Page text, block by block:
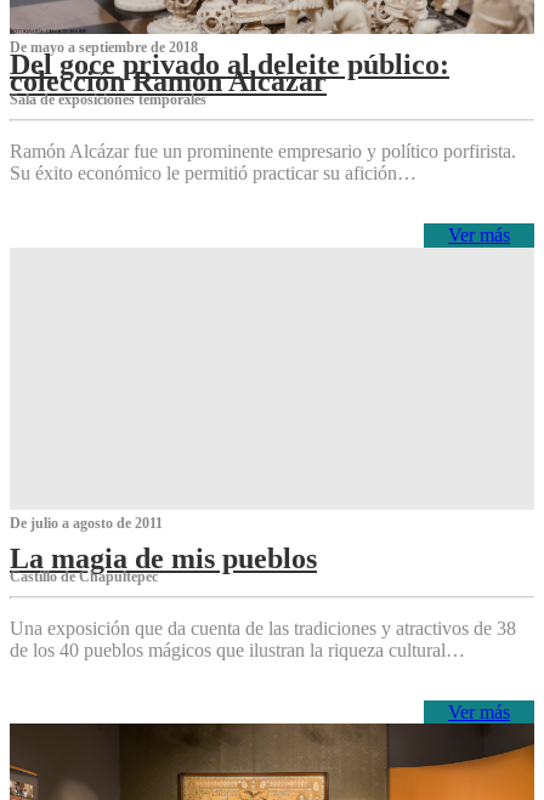
De mayo a septiembre de 2018
Del goce privado al deleite público:
colección Ramón Alcázar
Sala de exposiciones temporales
Ramón Alcázar fue un prominente empresario y político porfirista.
Su éxito económico le permitió practicar su afición…
Ver más
De julio a agosto de 2011
La magia de mis pueblos
Castillo de Chapultepec
Una exposición que da cuenta de las tradiciones y atractivos de 38
de los 40 pueblos mágicos que ilustran la riqueza cultural…
Ver más